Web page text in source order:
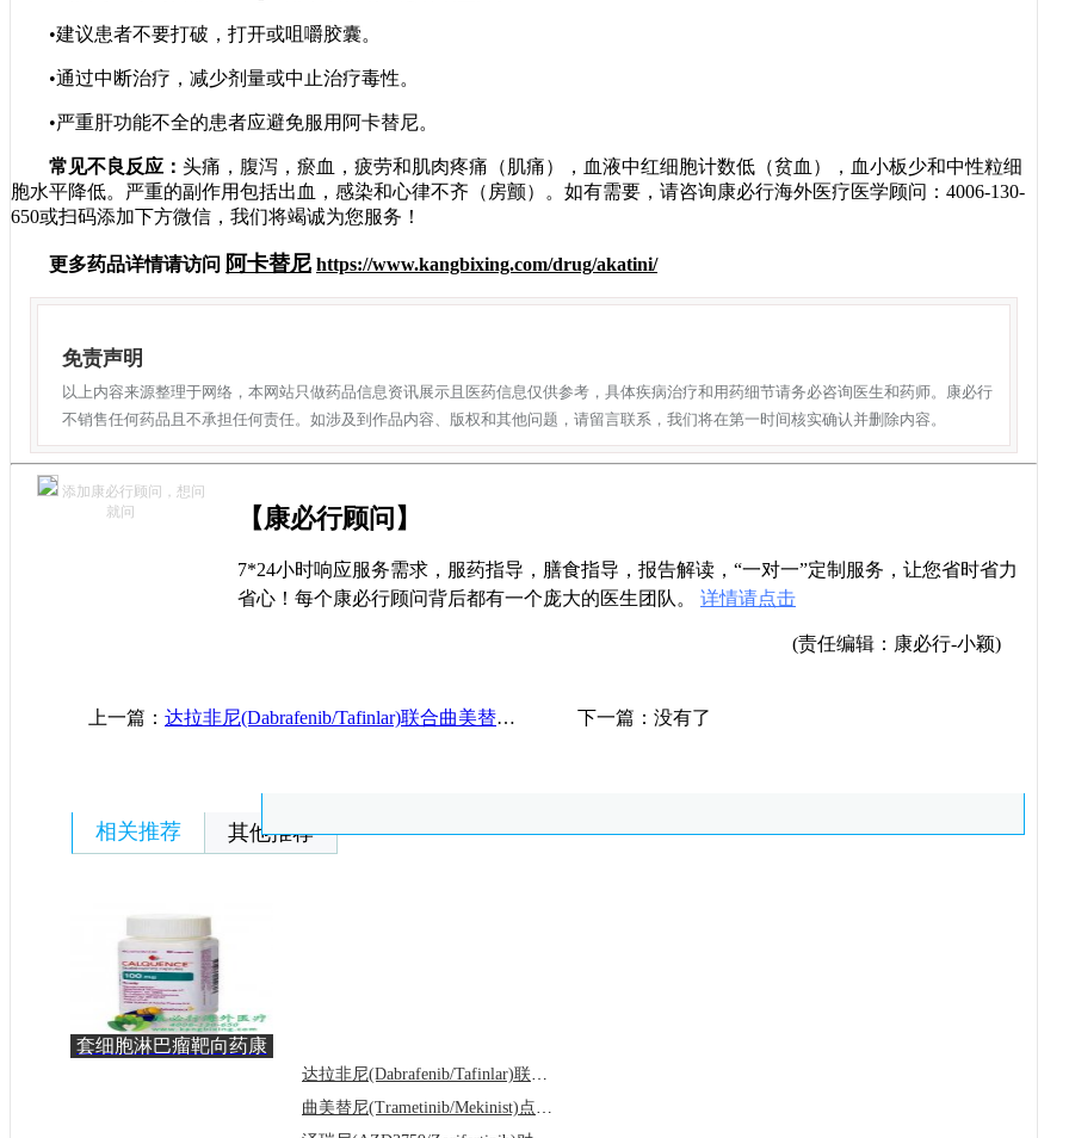
•建议患者不要打破，打开或咀嚼胶囊。
•通过中断治疗，减少剂量或中止治疗毒性。
•严重肝功能不全的患者应避免服用阿卡替尼。
常见不良反应： 头痛，腹泻，瘀血，疲劳和肌肉疼痛（肌痛），血液中红细胞计数低（贫血），血小板少和中性粒细
胞水平降低。严重的副作用包括出血，感染和心律不齐（房颤）。如有需要，请咨询康必行海外医疗医学顾问：4006-130-
650或扫码添加下方微信，我们将竭诚为您服务！
更多药品详情请访问 阿卡替尼 https://www.kangbixing.com/drug/akatini/
免责声明
以上内容来源整理于网络，本网站只做药品信息资讯展示且医药信息仅供参考，具体疾病治疗和用药细节请务必咨询医生和药师。康必行
不销售任何药品且不承担任何责任。如涉及到作品内容、版权和其他问题，请留言联系，我们将在第一时间核实确认并删除内容。
添加康必行顾问，想问
就问
【康必行顾问】
7*24小时响应服务需求，服药指导，膳食指导，报告解读，“一对一”定制服务，让您省时省力
省心！每个康必行顾问背后都有一个庞大的医生团队。 详情请点击
(责任编辑：康必行-小颖)
上一篇： 达拉非尼(Dabrafenib/Tafinlar)联合曲美替尼（Trametinib）疗效与用药解析 下一篇：没有了
相关推荐 其他推荐
套细胞淋巴瘤靶向药康